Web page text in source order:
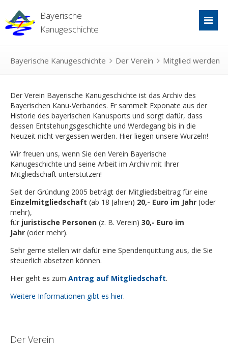
Bayerische
Kanugeschichte
Bayerische Kanugeschichte Der Verein Mitglied werden
Der Verein Bayerische Kanugeschichte ist das Archiv des
Bayerischen Kanu-Verbandes. Er sammelt Exponate aus der
Historie des bayerischen Kanusports und sorgt dafür, dass
dessen Entstehungsgeschichte und Werdegang bis in die
Neuzeit nicht vergessen werden. Hier liegen unsere Wurzeln!
Wir freuen uns, wenn Sie den Verein Bayerische
Kanugeschichte und seine Arbeit im Archiv mit Ihrer
Mitgliedschaft unterstützen!
Seit der Gründung 2005 beträgt der Mitgliedsbeitrag für eine
Einzelmitgliedschaft (ab 18 Jahren) 20,- Euro im Jahr (oder
mehr),
für juristische Personen (z. B. Verein) 30,- Euro im
Jahr (oder mehr).
Sehr gerne stellen wir dafür eine Spendenquittung aus, die Sie
steuerlich absetzen können.
Hier geht es zum Antrag auf Mitgliedschaft.
Weitere Informationen gibt es hier.
Der Verein